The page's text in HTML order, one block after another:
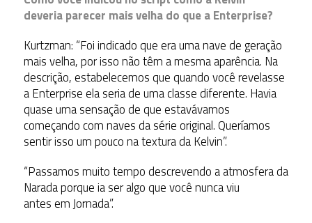
deveria parecer mais velha do que a Enterprise?
Kurtzman: “Foi indicado que era uma nave de geração
mais velha, por isso não têm a mesma aparência. Na
descrição, estabelecemos que quando você revelasse
a Enterprise ela seria de uma classe diferente. Havia
quase uma sensação de que estavávamos
começando com naves da série original. Queríamos
sentir isso um pouco na textura da Kelvin”.
“Passamos muito tempo descrevendo a atmosfera da
Narada porque ia ser algo que você nunca viu
antes em Jornada”.